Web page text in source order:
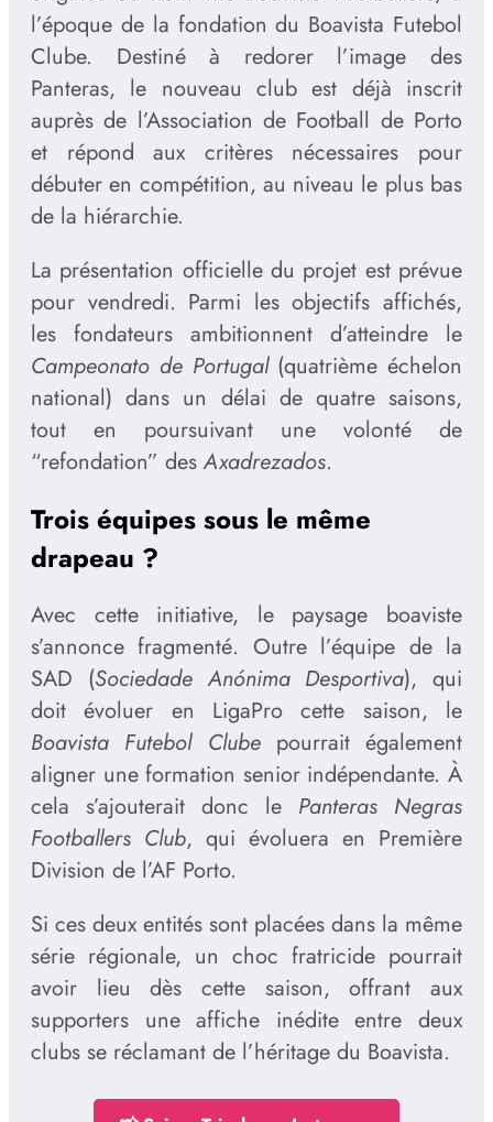
l’époque de la fondation du Boavista Futebol
Clube. Destiné à redorer l’image des
Panteras, le nouveau club est déjà inscrit
auprès de l’Association de Football de Porto
et répond aux critères nécessaires pour
débuter en compétition, au niveau le plus bas
de la hiérarchie.
La présentation officielle du projet est prévue
pour vendredi. Parmi les objectifs affichés,
les fondateurs ambitionnent d’atteindre le
Campeonato de Portugal(quatrième échelon
national) dans un délai de quatre saisons,
tout en poursuivant une volonté de
“refondation” desAxadrezados.
Trois équipes sous le même
drapeau ?
Avec cette initiative, le paysage boaviste
s’annonce fragmenté. Outre l’équipe de la
SAD (Sociedade Anónima Desportiva), qui
doit évoluer en LigaPro cette saison, le
Boavista Futebol Clubepourrait également
aligner une formation senior indépendante. À
cela s’ajouterait donc le Panteras Negras
Footballers Club, qui évoluera en Première
Division de l’AF Porto.
Si ces deux entités sont placées dans la même
série régionale, un choc fratricide pourrait
avoir lieu dès cette saison, offrant aux
supporters une affiche inédite entre deux
clubs se réclamant de l’héritage du Boavista.